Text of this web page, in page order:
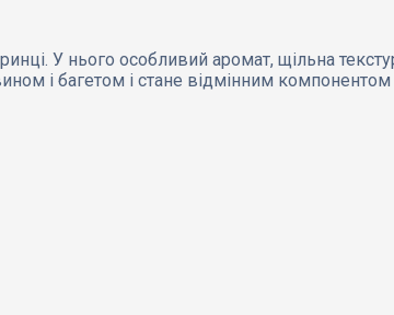
У нього особливий аромат, щільна
і багетом і стане відмінним компонентом